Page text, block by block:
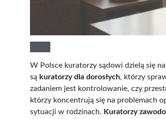
W Polsce kuratorzy sądowi dzielą się
są kuratorzy dla dorosłych, którzy
zadaniem jest kontrolowanie, czy
którzy koncentrują się na problemach
sytuacji w rodzinach. Kuratorzy